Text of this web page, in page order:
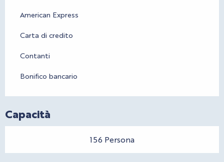
American Express
Carta di credito
Contanti
Bonifico bancario
Capacità
156 Persona